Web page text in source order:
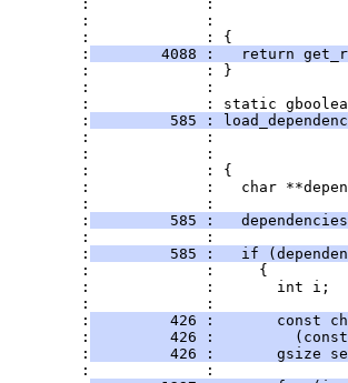
:             :
:             :
:             : {
:
4088 :   return
:             : }
:             :
:             : static
:
585 :
:             :
:             :
:             : {
:             :   char
:             :
:
585 :
:             :
:
585 :   if
:             :     {
:             :       int i;
:             :
:
426 :       const
:
426 :
:
426 :       gsize
:             :